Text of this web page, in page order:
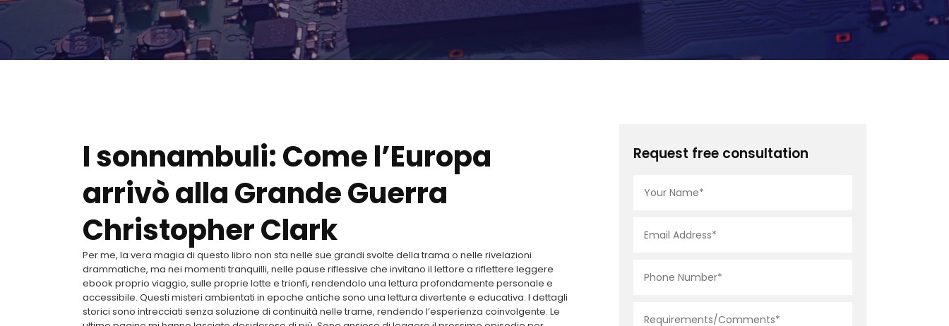
I sonnambuli: Come l’Europa
arrivò alla Grande Guerra
Christopher Clark
Per me, la vera magia di questo libro non sta nelle sue grandi svolte della trama o nelle rivelazioni
drammatiche, ma nei momenti tranquilli, nelle pause riflessive che invitano il lettore a riflettere leggere
ebook proprio viaggio, sulle proprie lotte e trionfi, rendendolo una lettura profondamente personale e
accessibile. Questi misteri ambientati in epoche antiche sono una lettura divertente e educativa. I dettagli
storici sono intrecciati senza soluzione di continuità nelle trame, rendendo l’esperienza coinvolgente. Le
Request free consultation